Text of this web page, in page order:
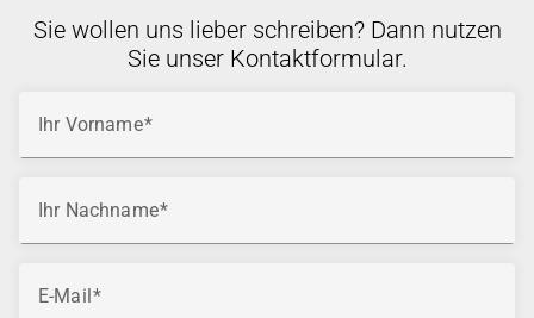
Sie wollen uns lieber schreiben? Dann nutzen
Sie unser Kontaktformular.
Ihr Vorname
Ihr Nachname
E-Mail